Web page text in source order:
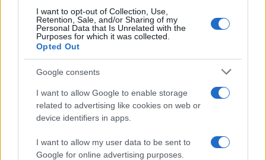
I want to opt-out of Collection, Use,
Retention, Sale, and/or Sharing of my
Personal Data that Is Unrelated with the
Purposes for which it was collected.
Opted Out
Google consents
I want to allow Google to enable storage
related to advertising like cookies on web or
device identifiers in apps.
I want to allow my user data to be sent to
Google for online advertising purposes.
La tecnica “contiana”
Oltre alla farraginosità dell’articolato meccanismo
di gestione del Recovery Plan proposto da Conte,
la dimensione pletorica della struttura è in
contraddizione con l’esigenza di garantire un
rendimento accettabile dell’azione di contrasto
alla crisi in atto. Ogni livello di governo lamenta
l’eccessiva burocrazia, come ostacolo